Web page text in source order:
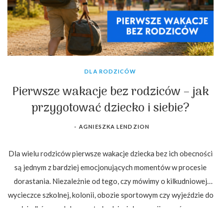
DLA RODZICÓW
Pierwsze wakacje bez rodziców – jak
przygotować dziecko i siebie?
- AGNIESZKA LENDZION
Dla wielu rodziców pierwsze wakacje dziecka bez ich obecności
są jednym z bardziej emocjonujących momentów w procesie
dorastania. Niezależnie od tego, czy mówimy o kilkudniowej
wycieczce szkolnej, kolonii, obozie sportowym czy wyjeździe do
dziadków, rozłąka często budzi wiele emocji – zarówno u